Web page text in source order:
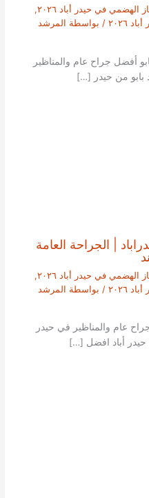
في حيدر أباد ٢٠٢٦
,
٢٠٢٦
/ بواسطة المرشد
أفضل جراح عام والمناظير
بابو من حيدر […]
| الجراحة العامة
في حيدر أباد ٢٠٢٦
,
٢٠٢٦
/ بواسطة المرشد
عام والمناظير في حيدر
حيدر أباد افضل […]